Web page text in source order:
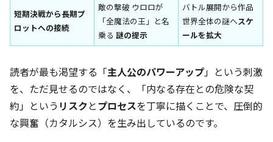
短期決戦から長期プ
ロットへの接続
敵の撃破 ウロロが
「全魔法の王」と名
乗る謎の提示
バトル展開から作品
世界全体の謎へスケ
ールを拡大
読者が最も渇望する「主人公のパワーアップ」という刺激
を、ただ見せるのではなく、「内なる存在との危険な契
約」という リスクとプロセスを丁寧に描くことで、圧倒的
な興奮（カタルシス）を生み出しているのです。